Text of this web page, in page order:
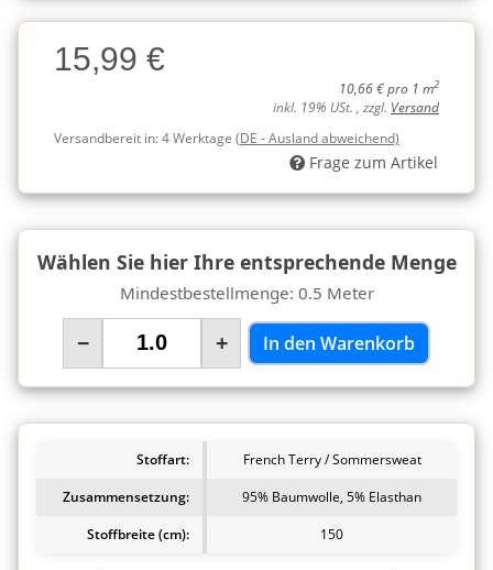
Charge
Charge15,99 €
10,66 € pro 1 m2
inkl. 19% USt. , zzgl. Versand
Versandbereit in:4 Werktage (DE - Ausland abweichend)
Frage zum Artikel
Wählen Sie hier Ihre entsprechende Menge
Mindestbestellmenge: 0.5 Meter
− + In den Warenkorb
Stoffart:
French Terry / Sommersweat
Zusammensetzung:
95% Baumwolle, 5% Elasthan
Stoffbreite (cm):
150